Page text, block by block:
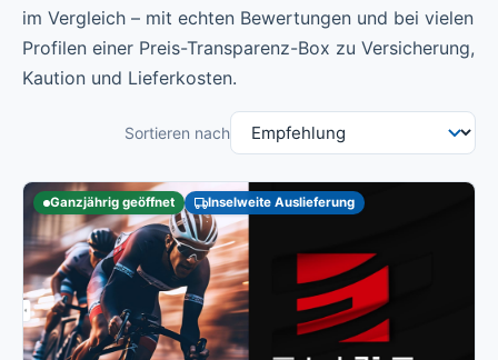
im Vergleich – mit echten Bewertungen und bei vielen
Profilen einer Preis-Transparenz-Box zu Versicherung,
Kaution und Lieferkosten.
Sortieren nach
Ganzjährig geöffnet Inselweite Auslieferung